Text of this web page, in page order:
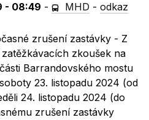
- 08:49 - MHD -odkaz
zrušení zastávky - Z
zkoušek na
Barrandovského mostu
23. listopadu 2024 (od
24. listopadu 2024 (do
zrušení zastávky